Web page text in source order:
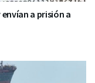
a prisión a